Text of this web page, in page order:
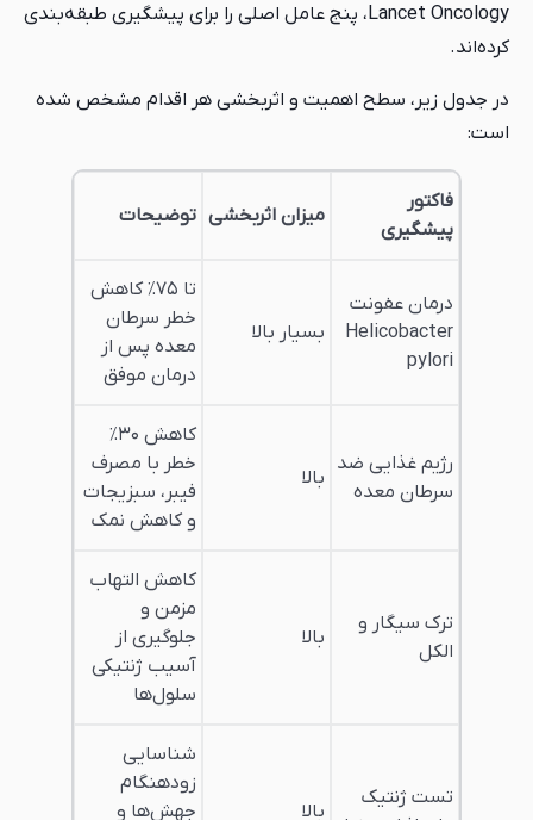
Lancet Oncology، پنج عامل اصلی را برای پیشگیری طبقه‌بندی
کرده‌اند.
در جدول زیر، سطح اهمیت و اثربخشی هر اقدام مشخص شده
است:
فاکتور
پیشگیری
میزان اثربخشی توضیحات
درمان عفونت
Helicobacter
pylori
بسیار بالا
تا ۷۵٪ کاهش
خطر سرطان
معده پس از
درمان موفق
رژیم غذایی ضد
سرطان معده
بالا
کاهش ۳۰٪
خطر با مصرف
فیبر، سبزیجات
و کاهش نمک
ترک سیگار و
الکل
بالا
کاهش التهاب
مزمن و
جلوگیری از
آسیب ژنتیکی
سلول‌ها
تست ژنتیک
بالا
شناسایی
زودهنگام
جهش‌ها و